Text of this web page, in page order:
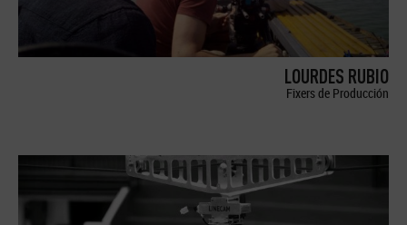
LOURDES RUBIO
Fixers de Producción